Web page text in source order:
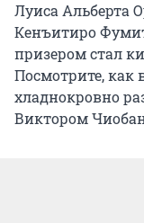
Луиса Альберта
Кенъитиро
призером стал
Посмотрите, как
хладнокровно
Виктором